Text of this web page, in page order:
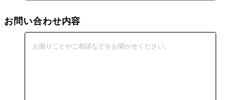
お問い合わせ内容